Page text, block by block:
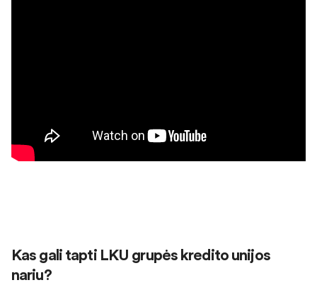
Kas gali tapti LKU grupės kredito unijos
nariu?